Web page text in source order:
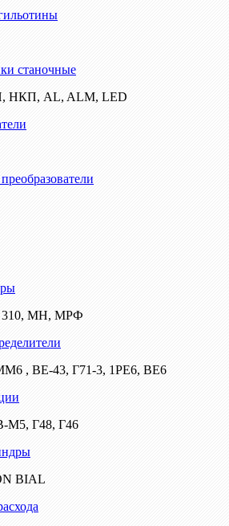
станочные
НКП, AL, ALM, LED
310, МН, МРФ
, ВЕ-43, Г71-3, 1РЕ6, ВЕ6
Г48, Г46
BIAL